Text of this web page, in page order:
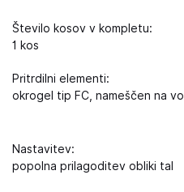
Število kosov v kompletu:
1 kos
Pritrdilni elementi:
okrogel tip FC, nameščen na
Nastavitev:
popolna prilagoditev obliki tal